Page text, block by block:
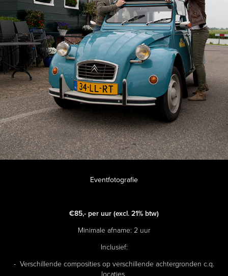
Eventfotografie
€85,- per uur (excl. 21% btw)
Minimale afname: 2 uur
Inclusief:
- Verschillende composities op verschillende achtergronden c.q.
locaties